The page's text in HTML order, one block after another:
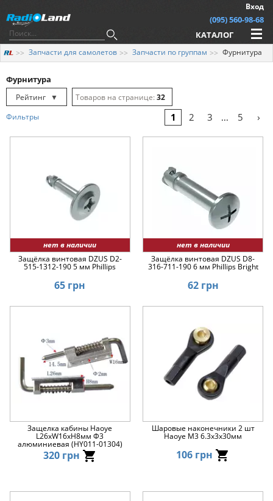
Вход
(095) 560-98-68
КАТАЛОГ
Запчасти для самолетов Запчасти по группам Фурнитура
Фурнитура
Рейтинг
▼
Рейтинг
▼
32
Фильтры 1 2 3 ... 5 ›
нет в наличии
Защёлка винтовая DZUS D2-
515-1312-190 5 мм Phillips
65 грн
нет в наличии
Защёлка винтовая DZUS D8-
316-711-190 6 мм Phillips Bright
62 грн
Защелка кабины Haoye
L26xW16xH8мм Ф3
алюминиевая (HY011-01304)
320 грн
Шаровые наконечники 2 шт
Haoye М3 6.3x3x30мм
106 грн